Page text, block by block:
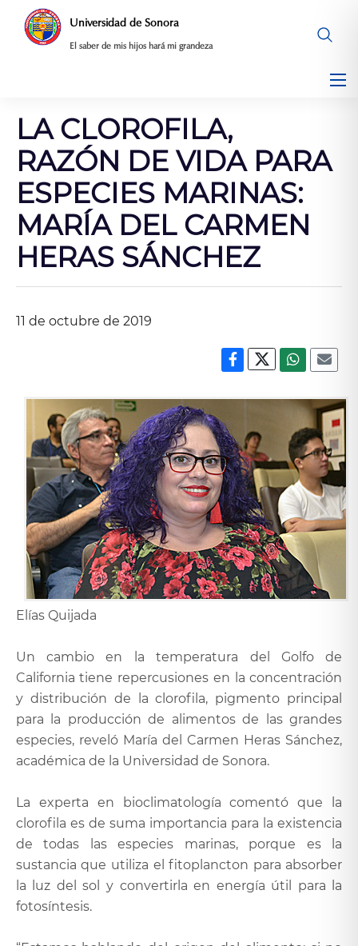
Saltar
contenido
Universidad de Sonora
El saber de mis hijos hará mi grandeza
LA CLOROFILA,
RAZÓN DE VIDA PARA
ESPECIES MARINAS:
MARÍA DEL CARMEN
HERAS SÁNCHEZ
11 de octubre de 2019
Elías Quijada
Un cambio en la temperatura del Golfo de
California tiene repercusiones en la concentración
y distribución de la clorofila, pigmento principal
para la producción de alimentos de las grandes
especies, reveló María del Carmen Heras Sánchez,
académica de la Universidad de Sonora.
La experta en bioclimatología comentó que la
clorofila es de suma importancia para la existencia
de todas las especies marinas, porque es la
sustancia que utiliza el fitoplancton para absorber
la luz del sol y convertirla en energía útil para la
fotosíntesis.